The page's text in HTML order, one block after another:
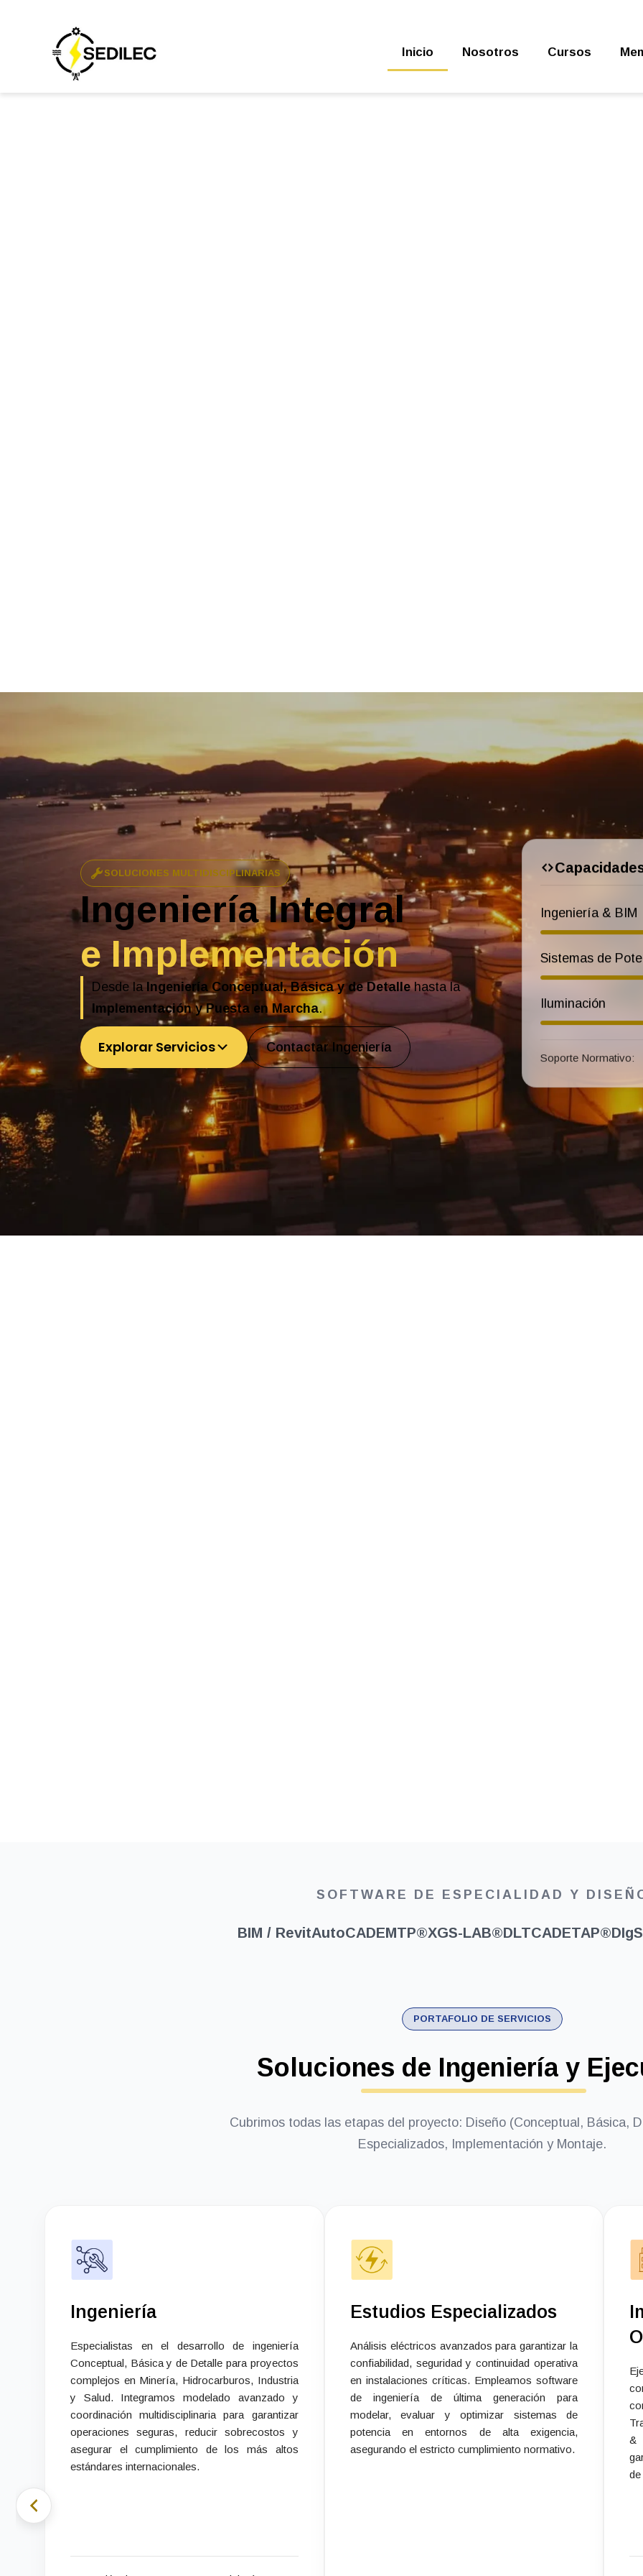
Inicio Nosotros Cursos
SOLUCIONES MULTIDISCIPLINARIAS
Ingeniería Integral
e Implementación
Desde la Ingeniería Conceptual, Básica y de Detallehasta la
Implementación y Puesta en Marcha.
Explorar Servicios Contactar Ingeniería
Ingeniería & BIM
Sistemas de
Iluminación
Soporte Normativo:
SOFTWARE DE ESPECIALIDAD Y
BIM / RevitAutoCADEMTP®XGS-LAB®DLTCADETAP®
PORTAFOLIO DE SERVICIOS
Soluciones de Ingeniería y
Cubrimos todas las etapas del proyecto: Diseño (Conceptual, Básica,
Especializados, Implementación y Montaje.
Ingeniería
Especialistas en el desarrollo de ingeniería
Conceptual, Básica y de Detalle para proyectos
complejos en Minería, Hidrocarburos, Industria
y Salud. Integramos modelado avanzado y
coordinación multidisciplinaria para garantizar
operaciones seguras, reducir sobrecostos y
asegurar el cumplimiento de los más altos
estándares internacionales.
Estudios Especializados
Análisis eléctricos avanzados para garantizar la
confiabilidad, seguridad y continuidad operativa
en instalaciones críticas. Empleamos software
de ingeniería de última generación para
modelar, evaluar y optimizar sistemas de
potencia en entornos de alta exigencia,
asegurando el estricto cumplimiento normativo.
&